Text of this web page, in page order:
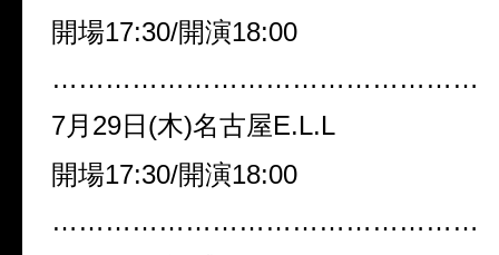
開場17:30/開演18:00
…………………………………………
7月29日(木)名古屋E.L.L
開場17:30/開演18:00
…………………………………………